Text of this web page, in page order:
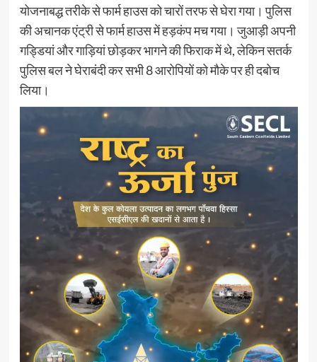
योजनाबद्ध तरीके से फार्म हाउस को चारों तरफ से घेरा गया। पुलिस
की अचानक एंट्री से फार्म हाउस में हड़कंप मच गया। जुआड़ी अपनी
गड्डियां और गाड़ियां छोड़कर भागने की फिराक में थे, लेकिन सतर्क
पुलिस बल ने घेराबंदी कर सभी 8 आरोपियों को मौके पर ही दबोच
लिया।